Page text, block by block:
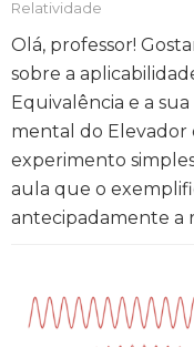
Relatividade
Olá, professor!
sobre a
Equivalência e a
mental do Elevador
experimento
aula que o
antecipadamente a